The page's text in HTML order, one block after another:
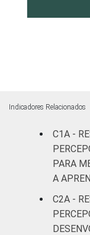
REGIÃO
Indicadores Relacionados
C1A -
PARA
A
C2A -